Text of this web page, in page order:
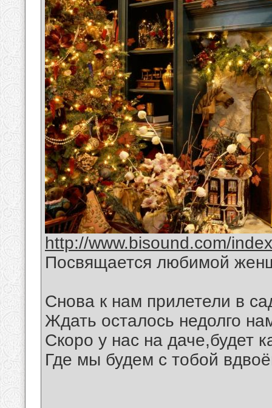
http://www.bisound.com/
Посвящается любимой
Снова к нам прилетели в
Ждать осталось недолго
Скоро у нас на даче,будет
Где мы будем с тобой